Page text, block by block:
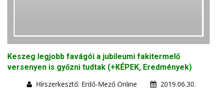
Keszeg legjobb favágói a jubileumi fakitermelő
versenyen is győzni tudtak (+KÉPEK, Eredmények)
Hírszerkesztő: Erdő-Mező Online
2019.06.30.